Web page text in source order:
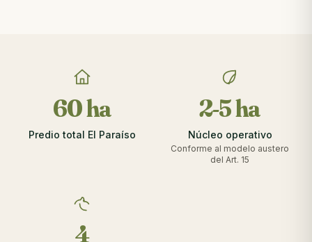
60 ha
Predio total El Paraíso
2-5 ha
Núcleo operativo
Conforme al modelo austero
del Art. 15
4